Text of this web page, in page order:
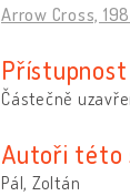
Arrow Cross,
Přístupnost
Částečně
Autoři této
Pál, Zoltán